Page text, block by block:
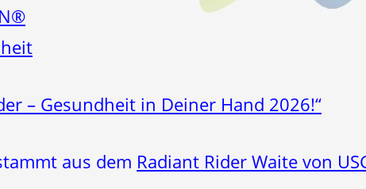
– Gesundheit in Deiner Hand 2026!“
aus dem Radiant Rider Waite von